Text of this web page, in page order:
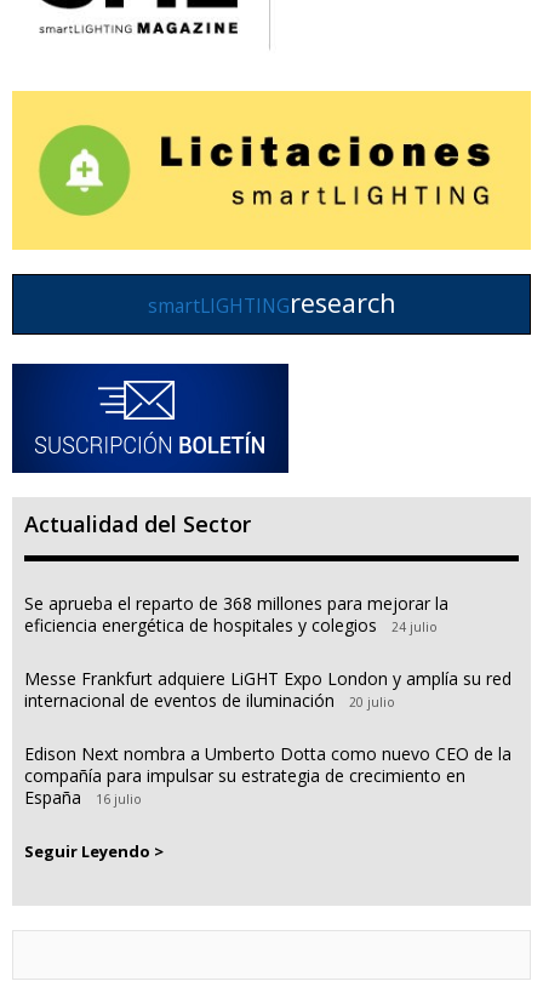
smartLIGHTINGresearch
Actualidad del Sector
Se aprueba el reparto de 368 millones para mejorar la
eficiencia energética de hospitales y colegios
24 julio
Messe Frankfurt adquiere LiGHT Expo London y amplía su red
internacional de eventos de iluminación
20 julio
Edison Next nombra a Umberto Dotta como nuevo CEO de la
compañía para impulsar su estrategia de crecimiento en
España
16 julio
Seguir Leyendo >